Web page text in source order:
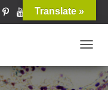
O
G
Translate »